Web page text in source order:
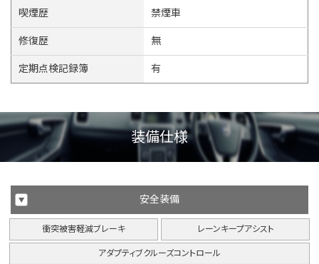
喫煙歴 禁煙車
修復歴 無
定期点検記録簿 有
装備仕様
安全装備
衝突被害軽減ブレーキ
アダプティブクルーズコントロール
レーンキープアシスト